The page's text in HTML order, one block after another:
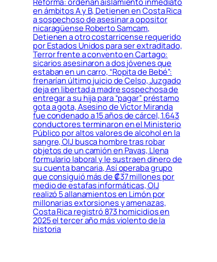
en ámbitos A y B, Detienen en Costa Rica
a sospechoso de asesinar a opositor
nicaragüense Roberto Samcam,
Detienen a otro costarricense requerido
por Estados Unidos para ser extraditado,
Terror frente a convento en Cartago:
sicarios asesinaron a dos jóvenes que
estaban en un carro, “Ropita de Bebé”:
frenarían último juicio de Celso, Juzgado
deja en libertad a madre sospechosa de
entregar a su hija para “pagar” préstamo
gota a gota, Asesino de Víctor Miranda
fue condenado a 15 años de cárcel, 1.643
conductores terminaron en el Ministerio
Público por altos valores de alcohol en la
sangre, OIJ busca hombre tras robar
objetos de un camión en Pavas, Llena
formulario laboral y le sustraen dinero de
su cuenta bancaria, Así operaba grupo
que consiguió más de ₡37 millones por
medio de estafas informáticas, OIJ
realizó 5 allanamientos en Limón por
millonarias extorsiones y amenazas,
Costa Rica registró 873 homicidios en
2025 el tercer año más violento de la
historia